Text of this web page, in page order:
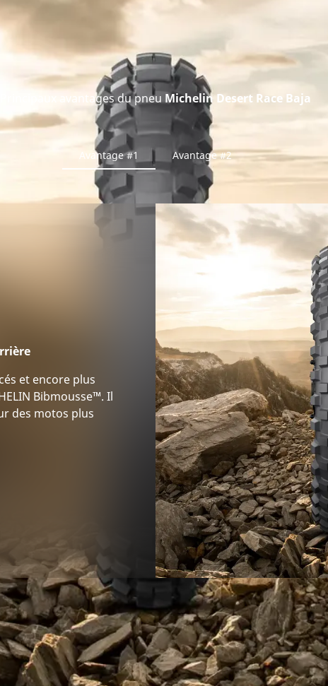
Principaux avantages du pneu Michelin Desert Race Baja
Avantage #1 Avantage #2
et encore plus
Bibmousse™. Il
des motos plus